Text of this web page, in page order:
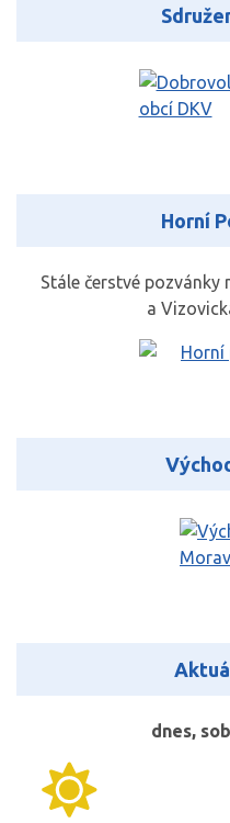
Horní
Stále čerstvé pozvánky
a
dnes,